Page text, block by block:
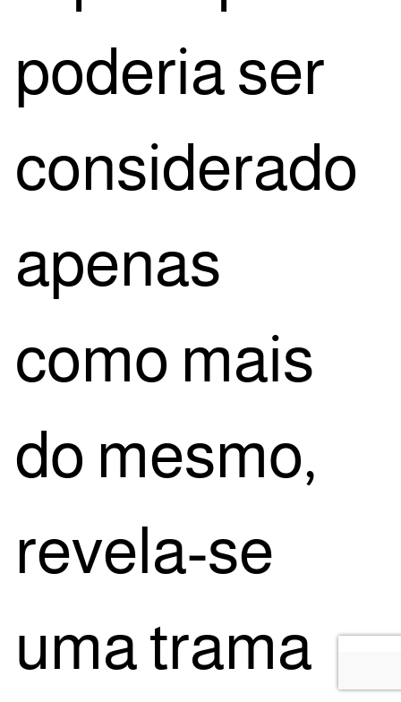
pode­ria ser
con­si­de­ra­do
ape­nas
como mais
do mes­mo,
reve­la-se
uma tra­ma